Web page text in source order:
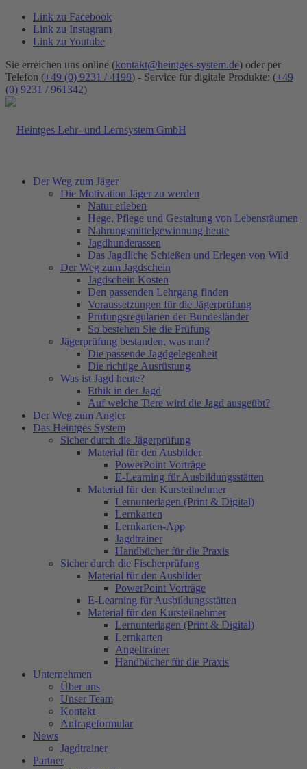
Link zu Facebook
Link zu Instagram
Link zu Youtube
Sie erreichen uns online (kontakt@heintges-system.de) oder per
Telefon (+49 (0) 9231 / 4198) - Service für digitale Produkte: (+49
(0) 9231 / 961342)
Der Weg zum Jäger
Die Motivation Jäger zu werden
Natur erleben
Hege, Pflege und Gestaltung von Lebensräumen
Nahrungsmittelgewinnung heute
Jagdhunderassen
Das Jagdliche Schießen und Erlegen von Wild
Der Weg zum Jagdschein
Jagdschein Kosten
Den passenden Lehrgang finden
Voraussetzungen für die Jägerprüfung
Prüfungsregularien der Bundesländer
So bestehen Sie die Prüfung
Jägerprüfung bestanden, was nun?
Die passende Jagdgelegenheit
Die richtige Ausrüstung
Was ist Jagd heute?
Ethik in der Jagd
Auf welche Tiere wird die Jagd ausgeübt?
Der Weg zum Angler
Das Heintges System
Sicher durch die Jägerprüfung
Material für den Ausbilder
PowerPoint Vorträge
E-Learning für Ausbildungsstätten
Material für den Kursteilnehmer
Lernunterlagen (Print & Digital)
Lernkarten
Lernkarten-App
Jagdtrainer
Handbücher für die Praxis
Sicher durch die Fischerprüfung
Material für den Ausbilder
PowerPoint Vorträge
E-Learning für Ausbildungsstätten
Material für den Kursteilnehmer
Lernunterlagen (Print & Digital)
Lernkarten
Angeltrainer
Handbücher für die Praxis
Unternehmen
Über uns
Unser Team
Kontakt
Anfrageformular
News
Jagdtrainer
Partner